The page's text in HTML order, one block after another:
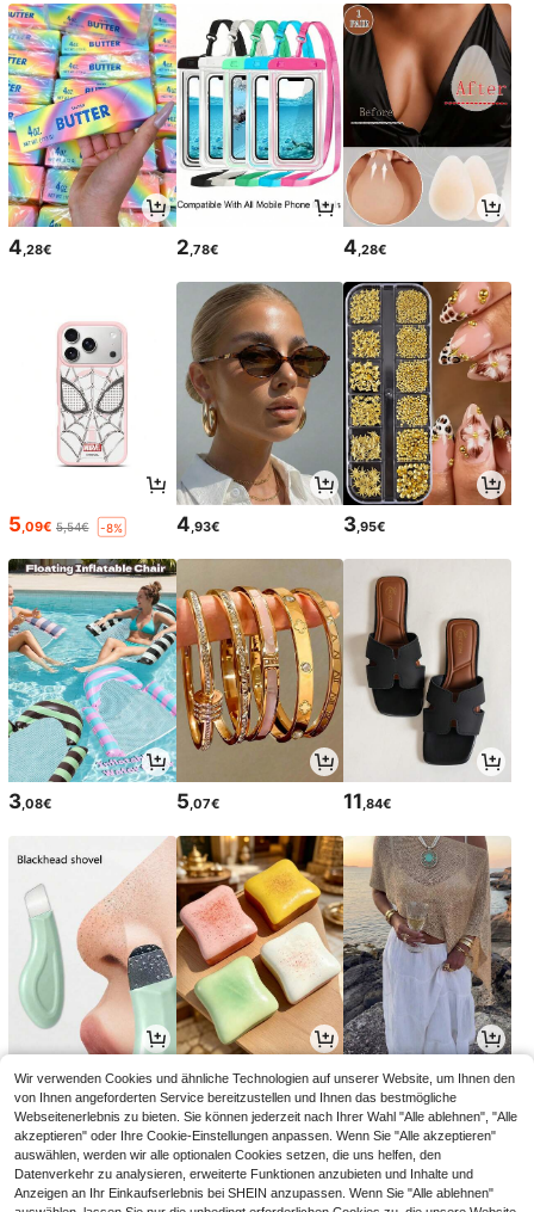
4 ,28€ 2 ,78€ 4 ,28€
5,09€ 5,54€ -8% 4,93€ 3,95€
3,08€ 5,07€ 11,84€
2,88€ 2,88€ 12,86€12,99€ -1%
Wir verwenden Cookies und ähnliche Technologien auf unserer Website, um Ihnen den
von Ihnen angeforderten Service bereitzustellen und Ihnen das bestmögliche
Webseitenerlebnis zu bieten. Sie können jederzeit nach Ihrer Wahl "Alle ablehnen", "Alle
akzeptieren" oder Ihre Cookie-Einstellungen anpassen. Wenn Sie "Alle akzeptieren"
auswählen, werden wir alle optionalen Cookies setzen, die uns helfen, den
Datenverkehr zu analysieren, erweiterte Funktionen anzubieten und Inhalte und
Anzeigen an Ihr Einkaufserlebnis bei SHEIN anzupassen. Wenn Sie "Alle ablehnen"